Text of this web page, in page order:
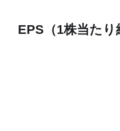
EPS（1株当たり